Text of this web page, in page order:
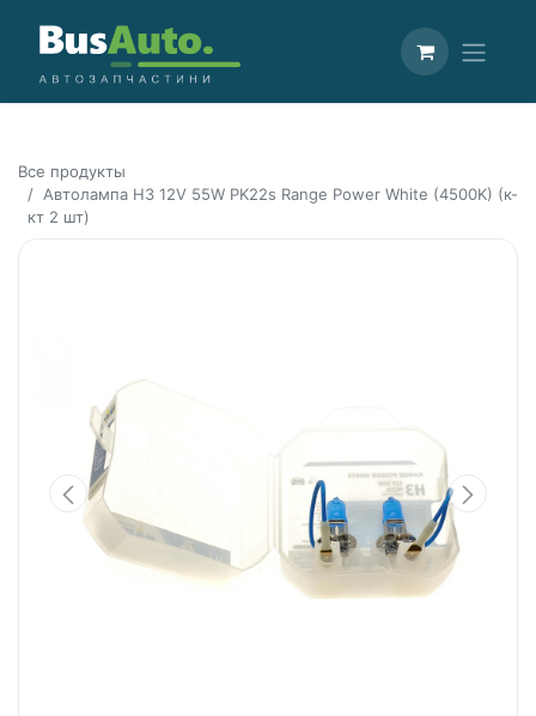
Все продукты
Автолампа H3 12V 55W PK22s Range Power White (4500K) (к-
кт 2 шт)